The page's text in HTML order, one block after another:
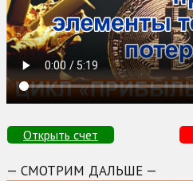
Открыть счет
— СМОТРИМ ДАЛЬШЕ —